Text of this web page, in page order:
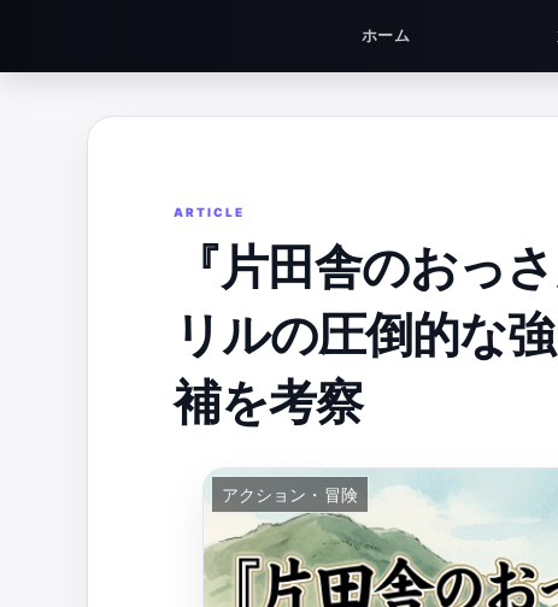
ホーム
『片田舎のおっ
リルの圧倒的な
補を考察
アクション・冒険